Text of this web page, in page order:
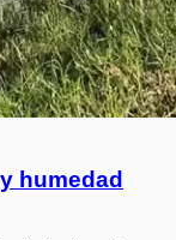
humedad